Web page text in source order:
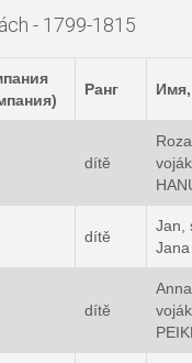
- 1799-1815
Ранг
dítě
dítě
Jan,
dítě